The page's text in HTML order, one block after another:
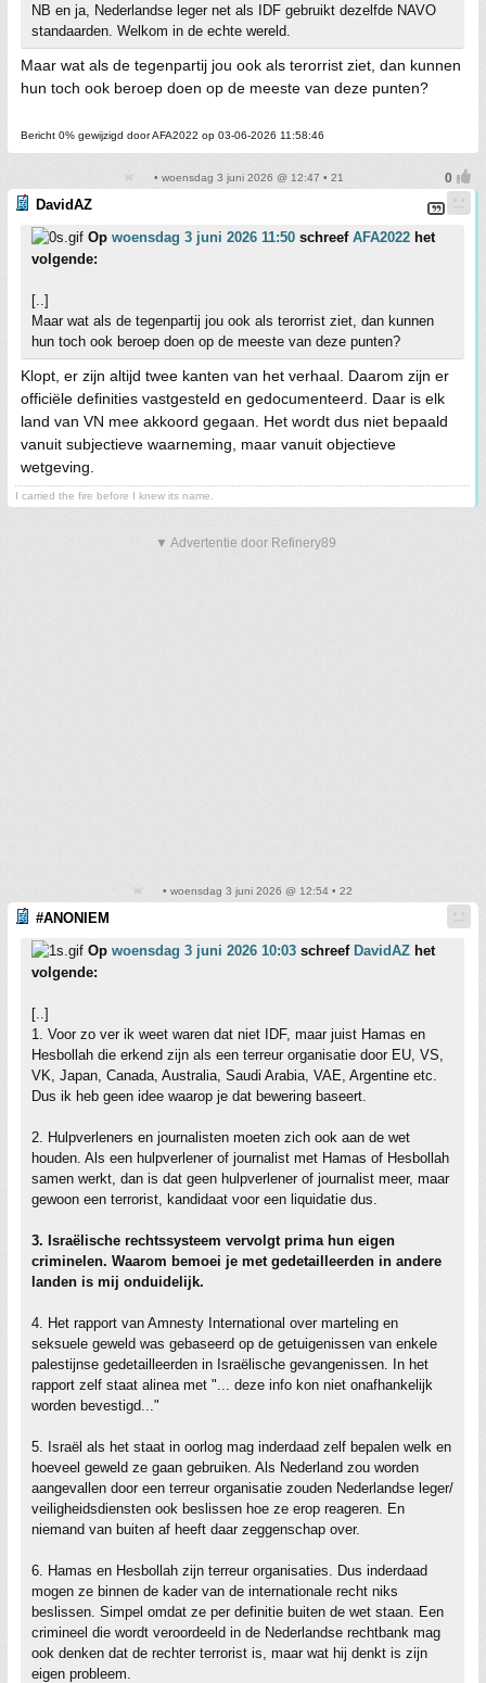
NB en ja, Nederlandse leger net als IDF gebruikt dezelfde NAVO
standaarden. Welkom in de echte wereld.
Maar wat als de tegenpartij jou ook als terorrist ziet, dan kunnen
hun toch ook beroep doen op de meeste van deze punten?
Bericht 0% gewijzigd door AFA2022 op 03-06-2026 11:58:46
• woensdag 3 juni 2026 @ 12:47 • 21
DavidAZ
Op woensdag 3 juni 2026 11:50 schreef AFA2022 het
volgende:
[..]
Maar wat als de tegenpartij jou ook als terorrist ziet, dan kunnen
hun toch ook beroep doen op de meeste van deze punten?
Klopt, er zijn altijd twee kanten van het verhaal. Daarom zijn er
officiële definities vastgesteld en gedocumenteerd. Daar is elk
land van VN mee akkoord gegaan. Het wordt dus niet bepaald
vanuit subjectieve waarneming, maar vanuit objectieve
wetgeving.
I carried the fire before I knew its name.
▼ Advertentie door Refinery89
• woensdag 3 juni 2026 @ 12:54 • 22
#ANONIEM
Op woensdag 3 juni 2026 10:03 schreef DavidAZ het
volgende:
[..]
1. Voor zo ver ik weet waren dat niet IDF, maar juist Hamas en
Hesbollah die erkend zijn als een terreur organisatie door EU, VS,
VK, Japan, Canada, Australia, Saudi Arabia, VAE, Argentine etc.
Dus ik heb geen idee waarop je dat bewering baseert.
2. Hulpverleners en journalisten moeten zich ook aan de wet
houden. Als een hulpverlener of journalist met Hamas of Hesbollah
samen werkt, dan is dat geen hulpverlener of journalist meer, maar
gewoon een terrorist, kandidaat voor een liquidatie dus.
3. Israëlische rechtssysteem vervolgt prima hun eigen
criminelen. Waarom bemoei je met gedetailleerden in andere
landen is mij onduidelijk.
4. Het rapport van Amnesty International over marteling en
seksuele geweld was gebaseerd op de getuigenissen van enkele
palestijnse gedetailleerden in Israëlische gevangenissen. In het
rapport zelf staat alinea met "... deze info kon niet onafhankelijk
worden bevestigd..."
5. Israël als het staat in oorlog mag inderdaad zelf bepalen welk en
hoeveel geweld ze gaan gebruiken. Als Nederland zou worden
aangevallen door een terreur organisatie zouden Nederlandse leger/
veiligheidsdiensten ook beslissen hoe ze erop reageren. En
niemand van buiten af heeft daar zeggenschap over.
6. Hamas en Hesbollah zijn terreur organisaties. Dus inderdaad
mogen ze binnen de kader van de internationale recht niks
beslissen. Simpel omdat ze per definitie buiten de wet staan. Een
crimineel die wordt veroordeeld in de Nederlandse rechtbank mag
ook denken dat de rechter terrorist is, maar wat hij denkt is zijn
eigen probleem.